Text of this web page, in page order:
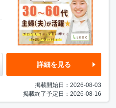
詳細を見る
掲載開始日：2026-08-03
掲載終了予定日：2026-08-16